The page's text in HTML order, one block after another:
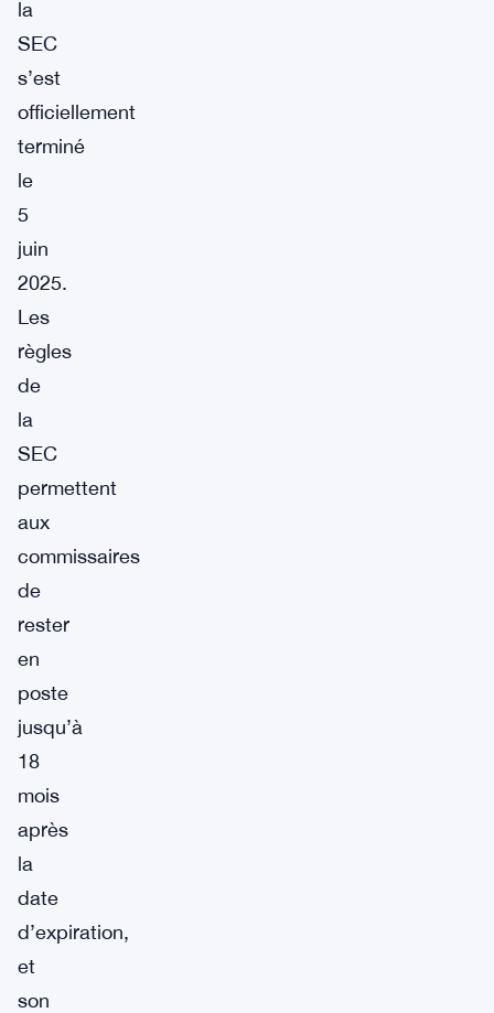
la
SEC
s’est
officiellement
terminé
le
5
juin
2025.
Les
règles
de
la
SEC
permettent
aux
commissaires
de
rester
en
poste
jusqu’à
18
mois
après
la
date
d’expiration,
et
son